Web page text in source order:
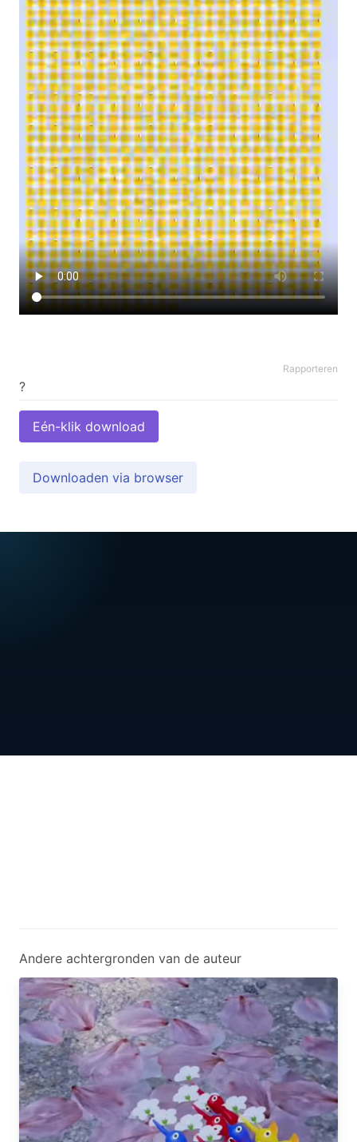
Rapporteren
Eén-klik download
Downloaden via browser
Andere achtergronden van de auteur